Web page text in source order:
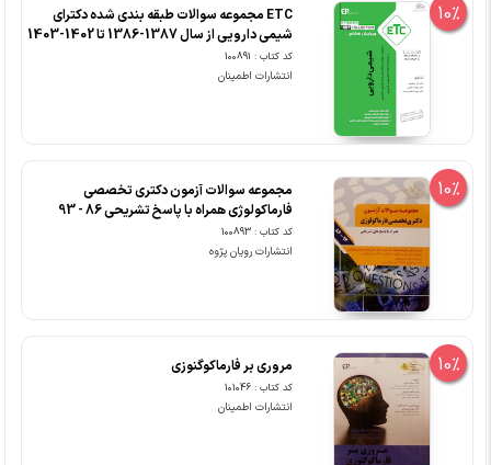
10%
ETC مجموعه سوالات طبقه بندی شده دکترای
شیمی دارویی از سال 1387-1386 تا 1402-1403
کد کتاب : 100891
انتشارات اطمینان
10%
مجموعه سوالات آزمون دکتری تخصصی
فارماکولوژی همراه با پاسخ تشریحی 86 - 93
کد کتاب : 100893
انتشارات رویان پژوه
10% مروری بر فارماکوگنوزی
کد کتاب : 101046
انتشارات اطمینان